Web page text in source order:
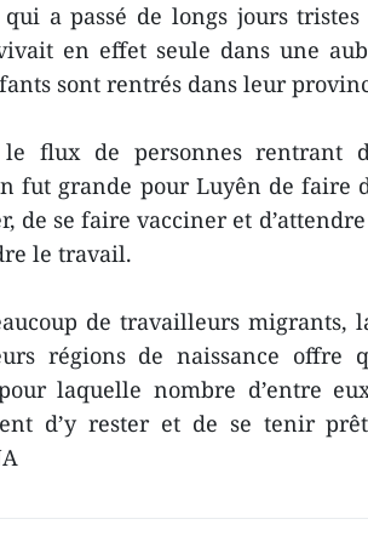
qui a passé de longs jours
en effet seule dans une
sont rentrés dans leur
le flux de personnes rentrant
fut grande pour Luyên de faire
de se faire vacciner et
le travail.
de travailleurs migrants,
régions de naissance offre
laquelle nombre d’entre
d’y rester et de se tenir